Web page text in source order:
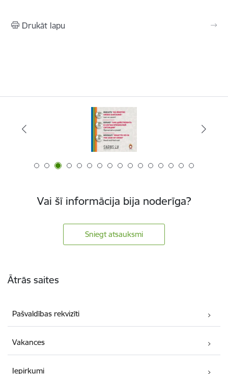
Drukāt lapu
Vai šī informācija bija noderīga?
Sniegt atsauksmi
Ātrās saites
Pašvaldības rekvizīti
Vakances
Iepirkumi